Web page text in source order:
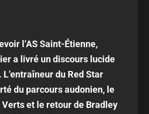
l’AS Saint-Étienne,
a livré un discours lucide
du Red Star
du parcours audonien, le
et le retour de Bradley